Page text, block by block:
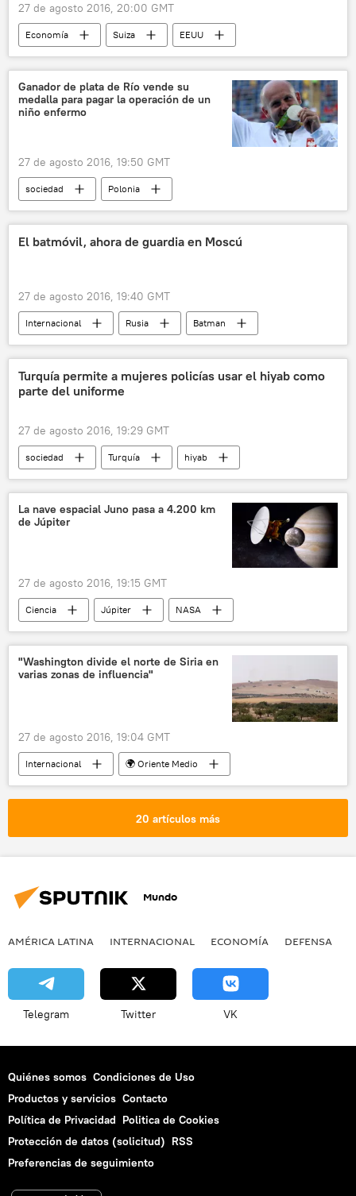
27 de agosto 2016, 20:00 GMT
Economía Suiza
EEUU
Banco Santander
Deutsche Bank
Bank of New York Mellon
España
noticias
Ganador de plata de Río vende su
medalla para pagar la operación de un
niño enfermo
27 de agosto 2016, 19:50 GMT
sociedad
Polonia
Piotr Malachowski
JJOO de Río de Janeiro de 2016
cáncer
El batmóvil, ahora de guardia en Moscú
27 de agosto 2016, 19:40 GMT
Internacional Rusia
Batman
Batmobile
noticias
Turquía permite a mujeres policías usar el hiyab como
parte del uniforme
27 de agosto 2016, 19:29 GMT
sociedad Turquía
hiyab
noticias
La nave espacial Juno pasa a 4.200 km
de Júpiter
27 de agosto 2016, 19:15 GMT
Ciencia Júpiter
NASA
Juno (sonda)
nubes
espacio
noticias
"Washington divide el norte de Siria en
varias zonas de influencia"
27 de agosto 2016, 19:04 GMT
Internacional
🌍 Oriente Medio
EEUU
Siria
Turquía
Unidades de Protección Popular (YPG)
influencia
noticias
20 artículos más
Mundo
AMÉRICA LATINA INTERNACIONAL ECONOMÍA DEFENSA
Telegram Twitter VK
Quiénes somos Condiciones de Uso
Productos y servicios Contacto
Política de Privacidad Politica de Cookies
Protección de datos (solicitud) RSS
Preferencias de seguimiento